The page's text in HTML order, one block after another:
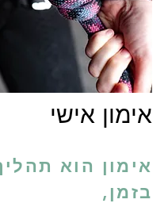
אימון אישי
אימון הוא
בזמן,